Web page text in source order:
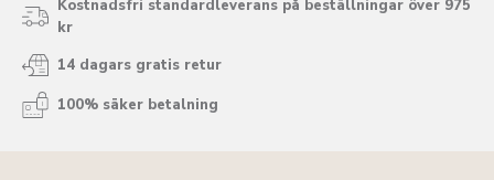
Kostnadsfri standardleverans på beställningar över 975
kr
14 dagars gratis retur
100% säker betalning